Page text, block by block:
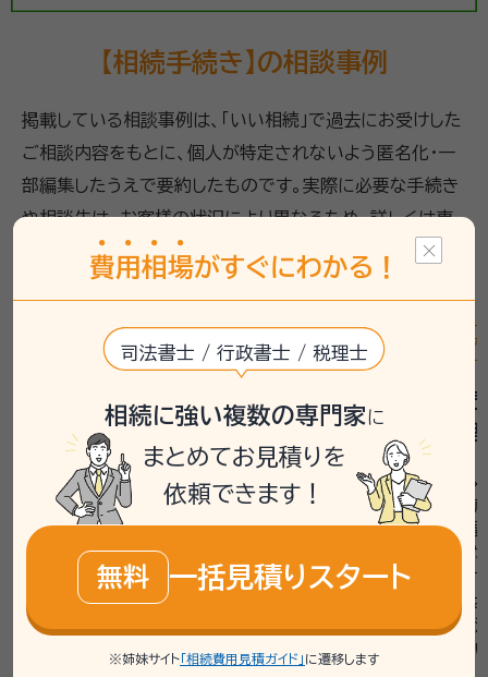
【相続手続き】の相談事例
掲載している相談事例は、「いい相続」で過去にお受けした
ご相談内容をもとに、個人が特定されないよう匿名化・一
部編集したうえで要約したものです。実際に必要な手続き
や相談先は、お客様の状況により異なるため、詳しくは専
門家や相談窓口へご確認ください。
遺産分割 相続登記 相続手続き
不動産相続の名義変更で悩んで
いる方へ
相談者は、お母様の相続を受けた際に、弟様
と2人で不動産の名義変更を進める状況で
した。高松市にある不動産を相続するため、
相談者は東京在住ながらも現地で手続きを
進める必要がありました。話し合いは問題な
くできるものの、不動産の名義変更手続きに
関しては初めての経験であり、どのように進
めるべきか分からず悩んでいました。
不動産
遺産整
相談者は、
義変更と遺
亡くなり、
していまし
が進められ
た、実家に
でいない状
も免許がな
費用 相場がすぐにわかる！
司法書士 / 行政書士 / 税理士
相続に強い複数の専門家に
まとめてお見積りを
依頼できます！
無料 一括見積りスタート
※姉妹サイト 「相続費用見積ガイド」 に遷移します